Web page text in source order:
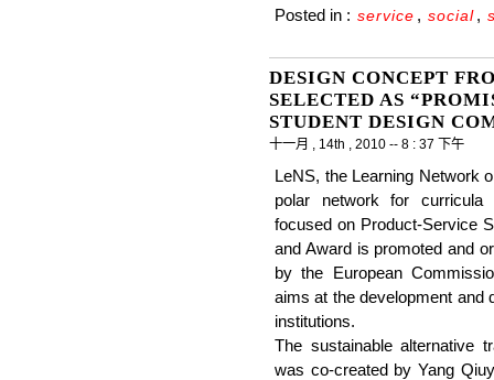
Posted in : service , social ,
DESIGN CONCEPT
SELECTED AS
STUDENT DESIGN
十一月 , 14th , 2010 -- 8 : 37 下午
LeNS, the Learning Network
polar network for curricula
focused on Product-Service
and Award is promoted and
by the European
aims at the development and
institutions.
The sustainable alternative
was co-created by Yang